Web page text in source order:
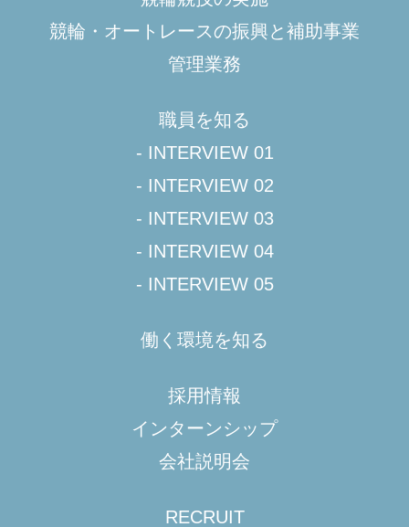
競輪・オートレースの振興と補助事業
管理業務
職員を知る
- INTERVIEW 01
- INTERVIEW 02
- INTERVIEW 03
- INTERVIEW 04
- INTERVIEW 05
働く環境を知る
採用情報
インターンシップ
会社説明会
RECRUIT